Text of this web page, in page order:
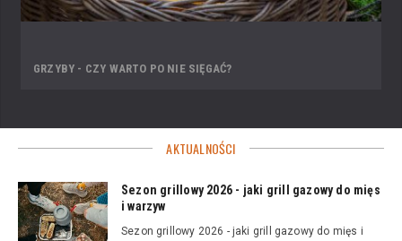
GRZYBY - CZY WARTO PO NIE SIĘGAĆ?
AKTUALNOŚCI
Sezon grillowy 2026 - jaki grill gazowy do mięs
i warzyw
Sezon grillowy 2026 - jaki grill gazowy do mięs i